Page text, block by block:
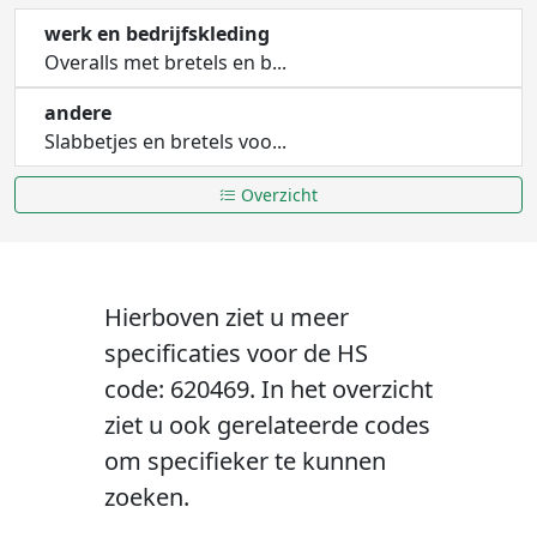
werk en bedrijfskleding
Overalls met bretels en b...
andere
Slabbetjes en bretels voo...
Overzicht
Hierboven ziet u meer
specificaties voor de HS
code: 620469. In het overzicht
ziet u ook gerelateerde codes
om specifieker te kunnen
zoeken.